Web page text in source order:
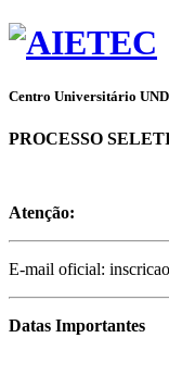
Centro Universitário
PROCESSO
Atenção:
E-mail oficial:
Datas Importantes